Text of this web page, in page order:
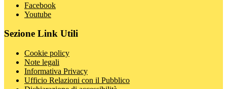
Facebook
Youtube
Sezione Link Utili
Cookie policy
Note legali
Informativa Privacy
Ufficio Relazioni con il Pubblico